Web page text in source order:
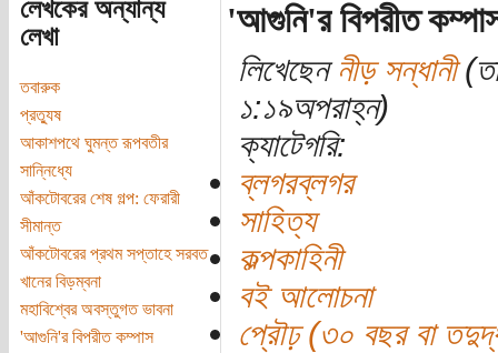
লেখকের অন্যান্য
লেখা
তবারুক
প্রত্যুষ
আকাশপথে ঘুমন্ত রূপবতীর
সান্নিধ্যে
আঁকটোবরের শেষ গল্প: ফেরারী
সীমান্ত
আঁকটোবরের প্রথম সপ্তাহে সরবত
খানের বিড়ম্বনা
মহাবিশ্বের অবস্তুগত ভাবনা
'আগুনি'র বিপরীত কম্পাস
'আগুনি'র বিপরীত
লিখেছেননীড় সন্ধানী
১:১৯অপরাহ্ন)
ক্যাটেগরি:
ব্লগরব্লগর
সাহিত্য
কল্পকাহিনী
বই আলোচনা
প্রৌঢ় (৩০ বছর বা